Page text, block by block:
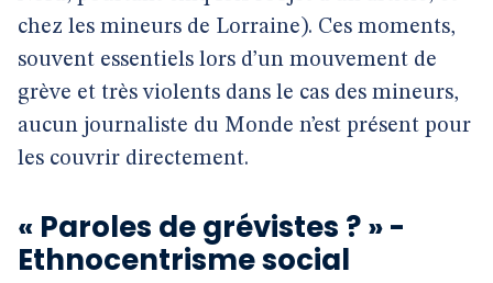
chez les mineurs de Lorraine). Ces moments,
souvent essentiels lors d’un mouvement de
grève et très violents dans le cas des mineurs,
aucun journaliste du Monde n’est présent pour
les couvrir directement.
« Paroles de grévistes ? » -
Ethnocentrisme social